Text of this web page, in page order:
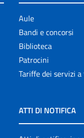
Aule
Bandi e concorsi
Biblioteca
Patrocini
Tariffe dei servizi
ATTI DI NOTIFICA